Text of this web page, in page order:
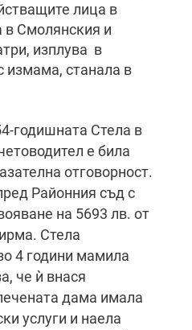
лица в
в Смолянския и
изплува в
измама, станала в
годишната Стела в
е била
отговорност.
Районния съд с
на 5693 лв. от
Стела
4 години мамила
че ѝ внася
дама имала
услуги и наела